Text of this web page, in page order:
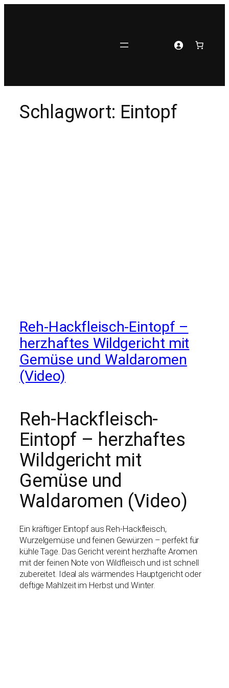
Schlagwort: Eintopf
Reh-Hackfleisch-Eintopf –
herzhaftes Wildgericht mit
Gemüse und Waldaromen
(Video)
Reh-Hackfleisch-
Eintopf – herzhaftes
Wildgericht mit
Gemüse und
Waldaromen (Video)
Ein kräftiger Eintopf aus Reh-Hackfleisch,
Wurzelgemüse und feinen Gewürzen – perfekt für
kühle Tage. Das Gericht vereint herzhafte Aromen
mit der feinen Note von Wildfleisch und ist schnell
zubereitet. Ideal als wärmendes Hauptgericht oder
deftige Mahlzeit im Herbst und Winter.